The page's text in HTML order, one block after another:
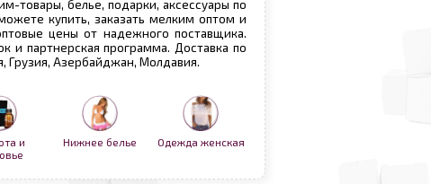
товары, белье, подарки, аксессуары по
купить, заказать мелким оптом и
цены от надежного поставщика.
и партнерская программа. Доставка по
Грузия, Азербайджан, Молдавия.
и
Нижнее белье Одежда женская